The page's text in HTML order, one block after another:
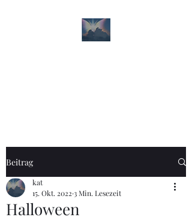
Beitrag
Halloween
kat
15. Okt. 2022 3 Min. Lesezeit